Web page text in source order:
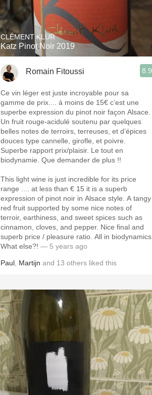
CLÉMENT KLUR
Katz Pinot Noir 2019
Romain Fitoussi 8.9
Ce vin léger est juste incroyable pour sa
gamme de prix.... à moins de 15€ c’est une
superbe expression du pinot noir façon Alsace.
Un fruit rouge-acidulé soutenu par quelques
belles notes de terroirs, terreuses, et d’épices
douces type cannelle, girofle, et poivre.
Superbe rapport prix/plaisir. Le tout en
biodynamie. Que demander de plus !!
This light wine is just incredible for its price
range .... at less than € 15 it is a superb
expression of pinot noir in Alsace style. A tangy
red fruit supported by some nice notes of
terroir, earthiness, and sweet spices such as
cinnamon, cloves, and pepper. Nice final and
superb price / pleasure ratio. All in biodynamics.
What else?! — 5 years ago
Paul Martijn and 13 others liked this